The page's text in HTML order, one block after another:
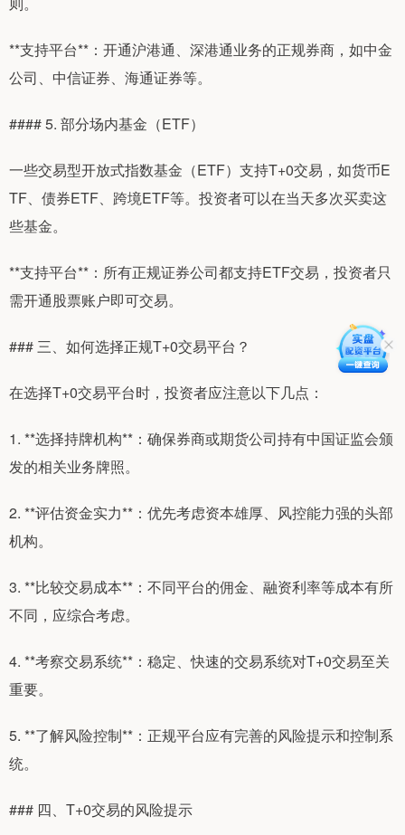
**支持平台**：开通沪港通、深港通业务的正规券商，如中金
公司、中信证券、海通证券等。
#### 5. 部分场内基金（ETF）
一些交易型开放式指数基金（ETF）支持T+0交易，如货币E
TF、债券ETF、跨境ETF等。投资者可以在当天多次买卖这
些基金。
**支持平台**：所有正规证券公司都支持ETF交易，投资者只
需开通股票账户即可交易。
### 三、如何选择正规T+0交易平台？
在选择T+0交易平台时，投资者应注意以下几点：
1. **选择持牌机构**：确保券商或期货公司持有中国证监会颁
发的相关业务牌照。
2. **评估资金实力**：优先考虑资本雄厚、风控能力强的头部
机构。
3. **比较交易成本**：不同平台的佣金、融资利率等成本有所
不同，应综合考虑。
4. **考察交易系统**：稳定、快速的交易系统对T+0交易至关
重要。
5. **了解风险控制**：正规平台应有完善的风险提示和控制系
统。
### 四、T+0交易的风险提示